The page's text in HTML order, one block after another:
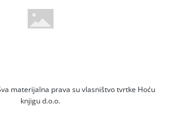
Verified by Visa web stranica
materijalna prava su vlasništvo tvrtke Hoću
knjigu d.o.o.